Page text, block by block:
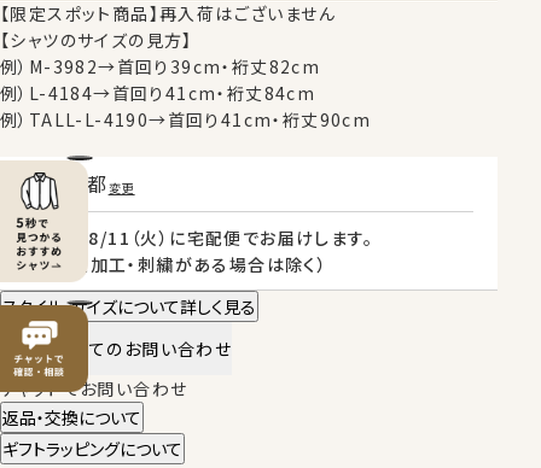
【限定スポット商品】再入荷はございません
【シャツのサイズの見方】
例）M-3982→首回り39cm・裄丈82cm
例）L-4184→首回り41cm・裄丈84cm
例）TALL-L-4190→首回り41cm・裄丈90cm
2026/08/11（火） に宅配便 でお届けします。
（※裄丈加工・刺繍がある場合は除く）
東京都変更
スタイル・サイズについて詳しく見る
商品についてのお問い合わせ
チャットでお問い合わせ
返品・交換について
ギフトラッピングについて